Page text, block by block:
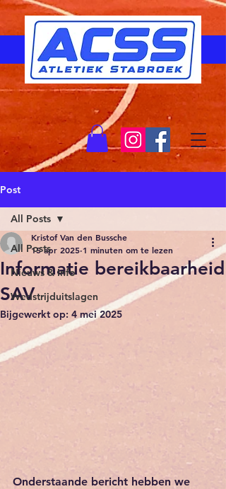
Post
All Posts
Nieuws & Info
Wedstrijduitslagen
All Posts
Informatie bereikbaarheid
SAV
Kristof Van den Bussche
15 apr 2025 1 minuten om te lezen
Bijgewerkt op: 4 mei 2025
Onderstaande bericht hebben we